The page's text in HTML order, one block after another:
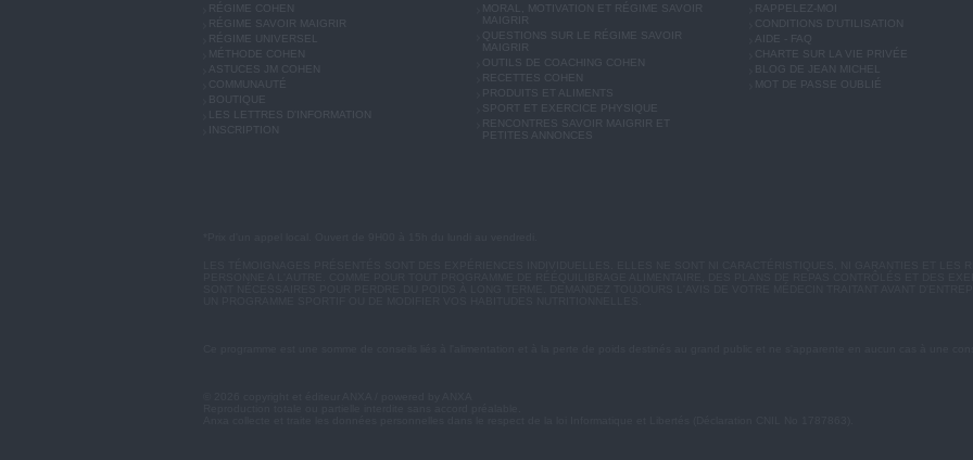
RÉGIME COHEN
RÉGIME SAVOIR MAIGRIR
RÉGIME UNIVERSEL
MÉTHODE COHEN
ASTUCES JM COHEN
COMMUNAUTÉ
BOUTIQUE
LES LETTRES D'INFORMATION
INSCRIPTION
MORAL, MOTIVATION ET RÉGIME SAVOIR
MAIGRIR
QUESTIONS SUR LE RÉGIME SAVOIR
MAIGRIR
OUTILS DE COACHING COHEN
RECETTES COHEN
PRODUITS ET ALIMENTS
SPORT ET EXERCICE PHYSIQUE
RENCONTRES SAVOIR MAIGRIR ET
PETITES ANNONCES
RAPPELEZ-MOI
CONDITIONS D'UTILISATION
AIDE - FAQ
CHARTE SUR LA VIE PRIVÉE
BLOG DE JEAN MICHEL
MOT DE PASSE OUBLIÉ